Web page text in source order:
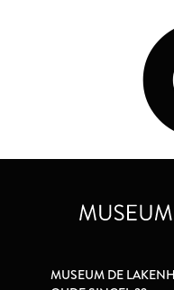
MUSEUM DE